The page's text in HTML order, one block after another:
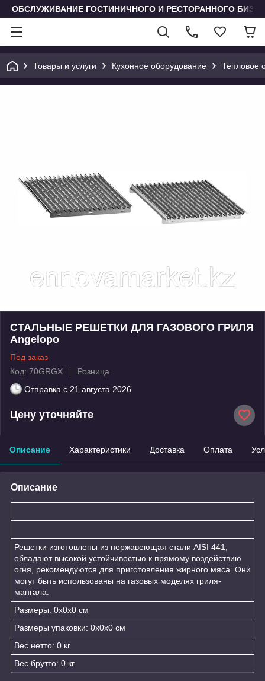
ОБСЛУЖИВАНИЕ ГОСТИНИЧНОГО И РЕСТОРАННОГО
Товары и услуги Кухонное оборудование Тепловое
СТАЛЬНЫЕ РЕШЕТКИ ДЛЯ ГАЗОВОГО ГРИЛЯ
Angelopo
Под заказ
Код: 70GRGX
Розница
Отправка с 21 августа 2026
Цену уточняйте
Описание Характеристики Доставка Оплата
Описание
Решетки изготовлены из нержавеющая стали AISI 441,
обладают высокой устойчивостью к прямому воздействию
огня, рекомендуются для приготовления жирного мяса. Они
могут быть использованы на газовых моделях гриля-
мангала.
Размеры: 0x0x0 см
Размеры упаковки: 0x0x0 см
Вес нетто: 0 кг
Вес брутто: 0 кг